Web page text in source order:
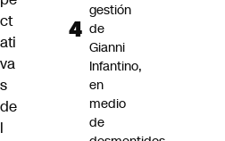
ct
ati
va
s
de
l
gestión
de
Gianni
Infantino,
en
medio
de